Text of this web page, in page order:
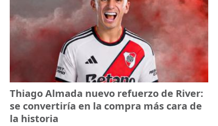
Thiago Almada nuevo refuerzo de River:
se convertiría en la compra más cara de
la historia